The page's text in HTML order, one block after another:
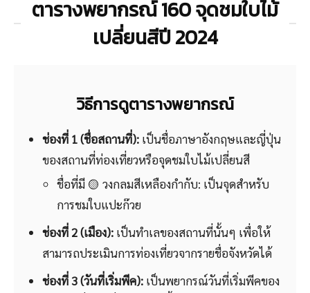
ตารางพยากรณ์ 160 จุดชมใบไม้
เปลี่ยนสีปี 2024
วิธีการดูตารางพยากรณ์
ช่องที่ 1 (ชื่อสถานที่): เป็นชื่อภาษาอังกฤษและญี่ปุ่น
ของสถานที่ท่องเที่ยวหรือจุดชมใบไม้เปลี่ยนสี
ชื่อที่มี 🟡 วงกลมสีเหลืองกำกับ: เป็นจุดสำหรับ
การชมใบแปะก๊วย
ช่องที่ 2 (เมือง): เป็นทำเลของสถานที่นั้นๆ เพื่อให้
สามารถประเมินการท่องเที่ยวจากรายชื่อจังหวัดได้
ช่องที่ 3 (วันที่เริ่มพีค): เป็นพยากรณ์วันที่เริ่มพีคของ